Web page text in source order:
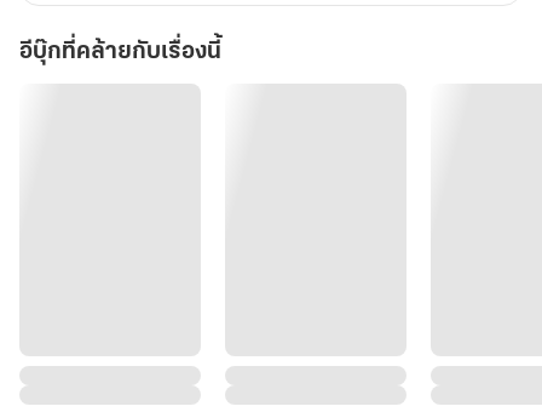
อีบุ๊กที่คล้ายกับเรื่องนี้